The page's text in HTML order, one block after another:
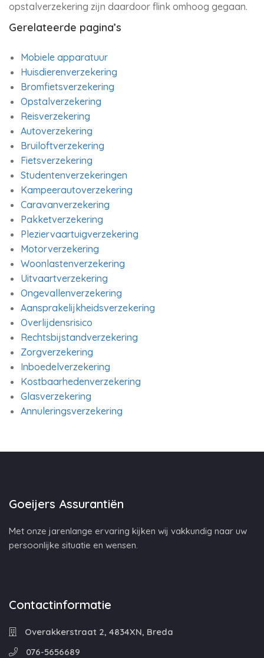
opstalverzekering zijn daardoor flink omhoog gegaan.
Gerelateerde pagina’s
Mobiele apparatuur
Huisdierenverzekering
Bromfietsverzekering
Opstalverzekering
Reisverzekering
Autoverzekering
Bruiloftverzekering
Fietsverzekering
Studentenverzekeringen
Kampeerautoverzekering
Caravanverzekering
Pakketverzekering
Pleziervaartuigverzekering
Motorverzekering
Woonlastenverzekering
Uitvaartverzekering
Ongevallenverzekering
Aansprakelijkheidsverzekering
Overlijdensrisico
Rechtsbijstandverzekering
Zorgverzekering
Inboedelverzekering
Kostbaarhedenverzekering
Glasverzekering
Annuleringsverzekering
Goeijers Assurantiën
Met onze jarenlange ervaring kijken wij vakkundig naar uw
persoonlijke situatie en wensen.
Contactinformatie
Overakkerstraat 2, 4834XN, Breda
076-5656689